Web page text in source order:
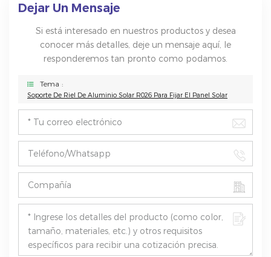
Dejar Un Mensaje
Si está interesado en nuestros productos y desea
conocer más detalles, deje un mensaje aquí, le
responderemos tan pronto como podamos.
Tema :
Soporte De Riel De Aluminio Solar R026 Para Fijar El Panel Solar